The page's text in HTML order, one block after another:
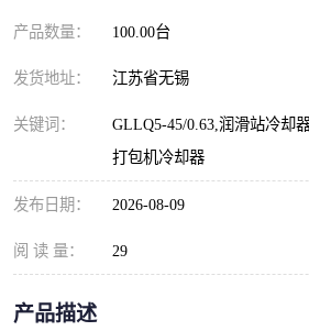
产品数量： 100.00台
发货地址： 江苏省无锡
关键词：
GLLQ5-45/0.63,润滑站冷却
打包机冷却器
发布日期： 2026-08-09
阅 读 量： 29
产品描述